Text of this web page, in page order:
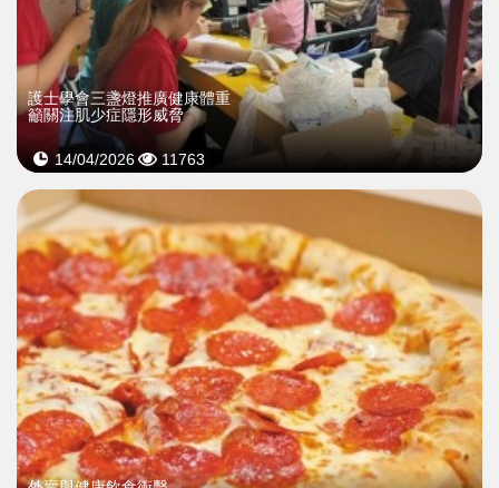
護士學會三盞燈推廣健康體重
籲關注肌少症隱形威脅
14/04/2026 11763